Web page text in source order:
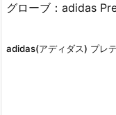
グローブ：adidas
adidas(アディダス) プレ